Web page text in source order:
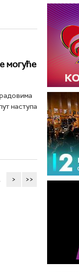
могуће
наступа
> >>